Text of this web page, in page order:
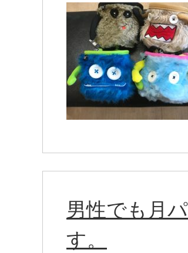
男性でも月
す。